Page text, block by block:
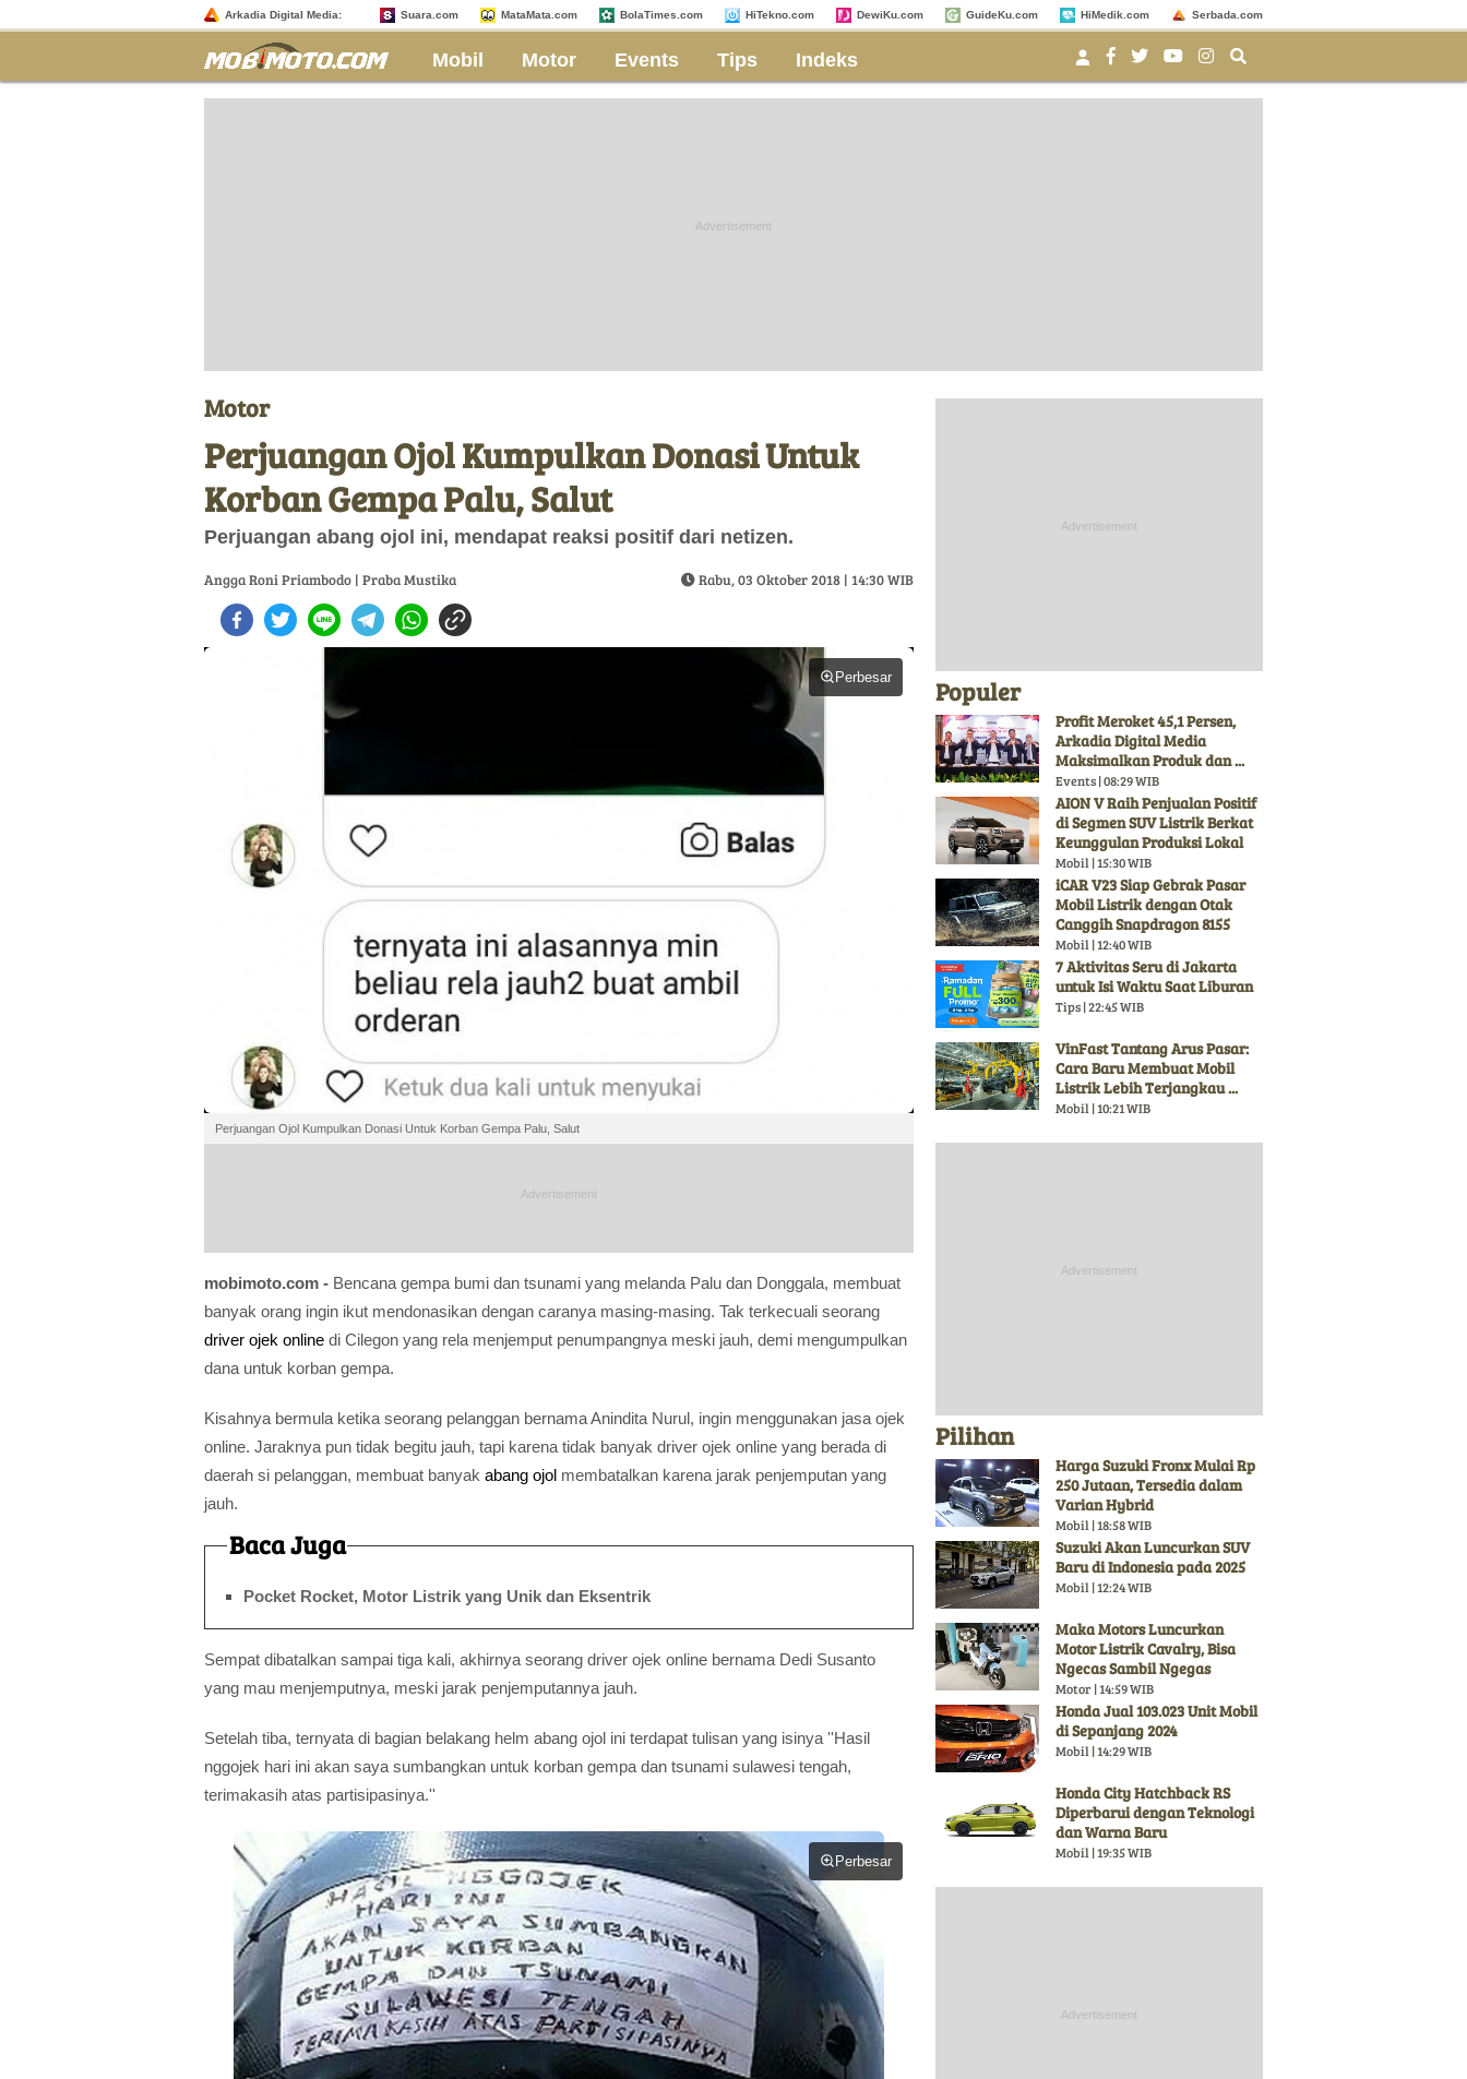
Arkadia Digital Media: Suara.com MataMata.com BolaTimes.com HiTekno.com DewiKu.com GuideKu.com HiMedik.com Serbada.com
Mobil Motor Events Tips Indeks
Motor
Perjuangan Ojol Kumpulkan Donasi Untuk
Korban Gempa Palu, Salut
Perjuangan abang ojol ini, mendapat reaksi positif dari netizen.
Angga Roni Priambodo | Praba Mustika Rabu, 03 Oktober 2018 | 14:30 WIB
Perbesar
Perjuangan Ojol Kumpulkan Donasi Untuk Korban Gempa Palu, Salut
mobimoto.com - Bencana gempa bumi dan tsunami yang melanda Palu dan Donggala, membuat
banyak orang ingin ikut mendonasikan dengan caranya masing-masing. Tak terkecuali seorang
driver ojek online di Cilegon yang rela menjemput penumpangnya meski jauh, demi mengumpulkan
dana untuk korban gempa.
Kisahnya bermula ketika seorang pelanggan bernama Anindita Nurul, ingin menggunakan jasa ojek
online. Jaraknya pun tidak begitu jauh, tapi karena tidak banyak driver ojek online yang berada di
daerah si pelanggan, membuat banyak abang ojol membatalkan karena jarak penjemputan yang
jauh.
Baca Juga
Pocket Rocket, Motor Listrik yang Unik dan Eksentrik
Sempat dibatalkan sampai tiga kali, akhirnya seorang driver ojek online bernama Dedi Susanto
yang mau menjemputnya, meski jarak penjemputannya jauh.
Setelah tiba, ternyata di bagian belakang helm abang ojol ini terdapat tulisan yang isinya ''Hasil
nggojek hari ini akan saya sumbangkan untuk korban gempa dan tsunami sulawesi tengah,
terimakasih atas partisipasinya.''
Perbesar
Populer
Profit Meroket 45,1 Persen,
Arkadia Digital Media
Maksimalkan Produk dan ...
Events | 08:29 WIB
AION V Raih Penjualan Positif
di Segmen SUV Listrik Berkat
Keunggulan Produksi Lokal
Mobil | 15:30 WIB
iCAR V23 Siap Gebrak Pasar
Mobil Listrik dengan Otak
Canggih Snapdragon 8155
Mobil | 12:40 WIB
7 Aktivitas Seru di Jakarta
untuk Isi Waktu Saat Liburan
Tips | 22:45 WIB
VinFast Tantang Arus Pasar:
Cara Baru Membuat Mobil
Listrik Lebih Terjangkau ...
Mobil | 10:21 WIB
Pilihan
Harga Suzuki Fronx Mulai Rp
250 Jutaan, Tersedia dalam
Varian Hybrid
Mobil | 18:58 WIB
Suzuki Akan Luncurkan SUV
Baru di Indonesia pada 2025
Mobil | 12:24 WIB
Maka Motors Luncurkan
Motor Listrik Cavalry, Bisa
Ngecas Sambil Ngegas
Motor | 14:59 WIB
Honda Jual 103.023 Unit Mobil
di Sepanjang 2024
Mobil | 14:29 WIB
Honda City Hatchback RS
Diperbarui dengan Teknologi
dan Warna Baru
Mobil | 19:35 WIB